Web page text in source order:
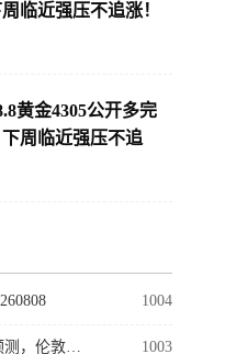
临近强压不追涨！
黄金4305公开多完
周临近强压不追
1004
张德盛：8.8黄金下周行情预测，伦敦金价格走势分析操作策略 1003